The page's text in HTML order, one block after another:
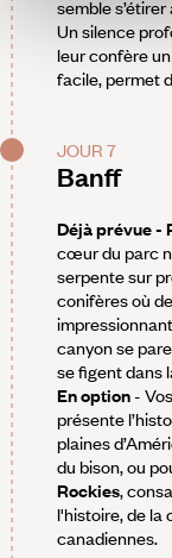
semble
Un silence
leur confère
facile, permet
JOUR 7
Banff
Déjà prévue -
cœur du parc
serpente sur
conifères où
canyon se
se figent dans
En option-
présente
plaines
du bison, ou
Rockies,
l'histoire, de la
canadiennes.